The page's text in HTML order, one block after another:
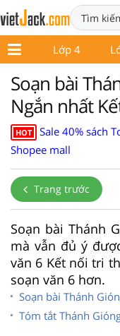
3 Lớp 4
Soạn bài
Ngắn nhất
HOT
Sale 40% sách
Shopee mall
Trang trước
Soạn bài Thánh
mà vẫn đủ ý
văn 6 Kết nối tri
soạn văn 6 hơn.
Soạn bài Thánh
Tóm tắt Thánh